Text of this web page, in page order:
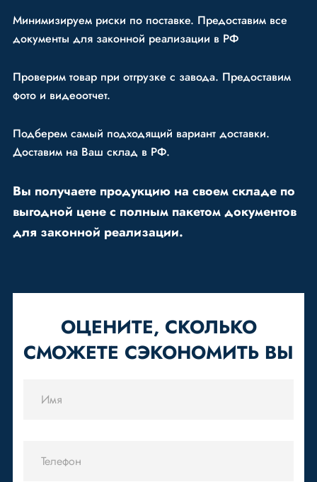
Минимизируем риски по поставке. Предоставим все
документы для законной реализации в РФ
Проверим товар при отгрузке с завода. Предоставим
фото и видеоотчет.
Подберем самый подходящий вариант доставки.
Доставим на Ваш склад в РФ.
Вы получаете продукцию на своем складе по
выгодной цене с полным пакетом документов
для законной реализации.
ОЦЕНИТЕ, СКОЛЬКО
СМОЖЕТЕ СЭКОНОМИТЬ ВЫ